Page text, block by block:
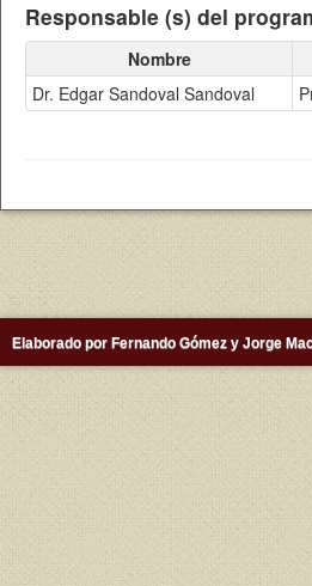
Responsable (s) del
Nombre
Dr. Edgar Sandoval Sandoval
Elaborado por Fernando Gómez y Jorge